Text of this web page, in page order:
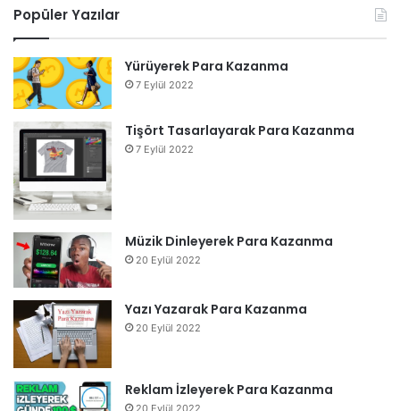
Popüler Yazılar
Yürüyerek Para Kazanma
7 Eylül 2022
Tişört Tasarlayarak Para Kazanma
7 Eylül 2022
Müzik Dinleyerek Para Kazanma
20 Eylül 2022
Yazı Yazarak Para Kazanma
20 Eylül 2022
Reklam İzleyerek Para Kazanma
20 Eylül 2022